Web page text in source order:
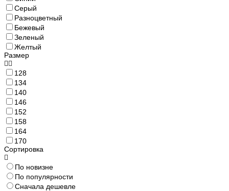
Серый
Разноцветный
Бежевый
Зеленый
Желтый
Размер
128
134
140
146
152
158
164
170
Сортировка
По новизне
По популярности
Сначала дешевле